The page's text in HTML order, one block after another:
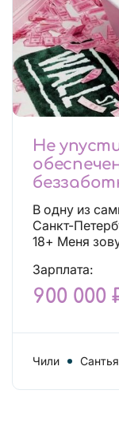
Не
будет
Лучшие
В одну из
Санкт-
18+ Меня
Зарплата:
900 000
Чили